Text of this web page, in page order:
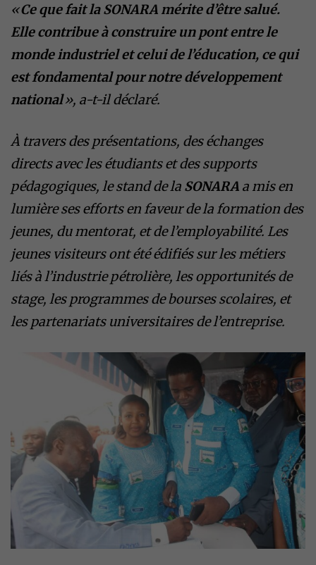
«Ce que fait la SONARA mérite d’être salué.
Elle contribue à construire un pont entre le
monde industriel et celui de l’éducation, ce qui
est fondamental pour notre développement
national», a-t-il déclaré.
À travers des présentations, des échanges
directs avec les étudiants et des supports
pédagogiques, le stand de la SONARA a mis en
lumière ses efforts en faveur de la formation des
jeunes, du mentorat, et de l’employabilité. Les
jeunes visiteurs ont été édifiés sur les métiers
liés à l’industrie pétrolière, les opportunités de
stage, les programmes de bourses scolaires, et
les partenariats universitaires de l’entreprise.